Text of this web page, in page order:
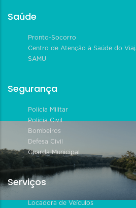
Saúde
Pronto-Socorro
Centro de Atenção à Saúde do
SAMU
Segurança
Polícia Militar
Polícia Civil
Bombeiros
Defesa Civil
Guarda Municipal
Serviços
Locadora de Veículos